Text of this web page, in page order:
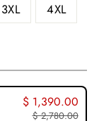
3XL 4XL
$ 1,390.00
$ 2,780.00